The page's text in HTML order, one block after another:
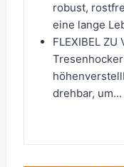
robust,
eine lange
FLEXIBEL ZU
drehbar, um...